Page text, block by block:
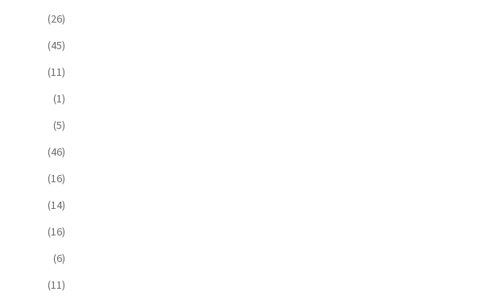
(26)
(45)
(11)
(1)
(5)
(46)
(16)
(14)
(16)
(6)
(11)